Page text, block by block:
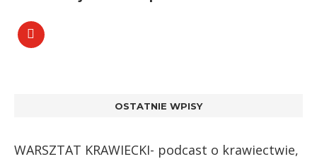
OSTATNIE WPISY
WARSZTAT KRAWIECKI- podcast o krawiectwie,